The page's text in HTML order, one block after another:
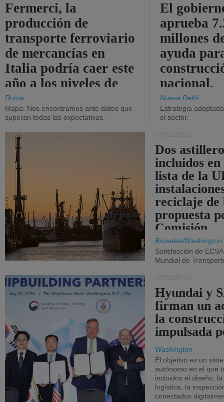
Fermerci, la
producción de
transporte ferroviario
de mercancías en
Italia podría caer este
año a los niveles de
2015.
Roma
Mapa: Nos encontramos ante datos que
superan todas las expectativas.
El
aprueba
millones
ayuda
nacional.
Nueva Delhi
Estrategia
el sector.
Dos
incluidos
lista de la
reciclaje de
propuesta
Comisión.
Bruselas/Washington
Satisfacción de
Mundial de
Hyundai y
firman un
la
impulsada
Washington
El objetivo es un
autónomo en el que
incluidos el diseño,
logística, la
conectados